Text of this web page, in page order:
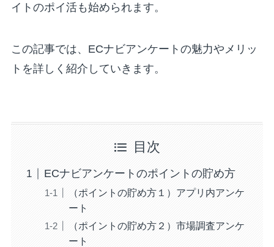
イトのポイ活も始められます。
この記事では、ECナビアンケートの魅力やメリッ
トを詳しく紹介していきます。
目次
ECナビアンケートのポイントの貯め方
（ポイントの貯め方１）アプリ内アンケ
ート
（ポイントの貯め方２）市場調査アンケ
ート